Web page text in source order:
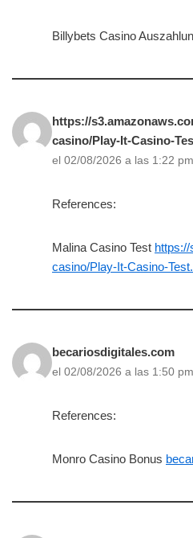
Billybets Casino
https://
casino/Play-It-Casino-
el 02/08/2026 a las 1:22 pm
References:
Malina Casino Test
casino/Play-It-Casino-
becariosdigitales.com
el 02/08/2026 a las 1:50 pm
References:
Monro Casino Bonus